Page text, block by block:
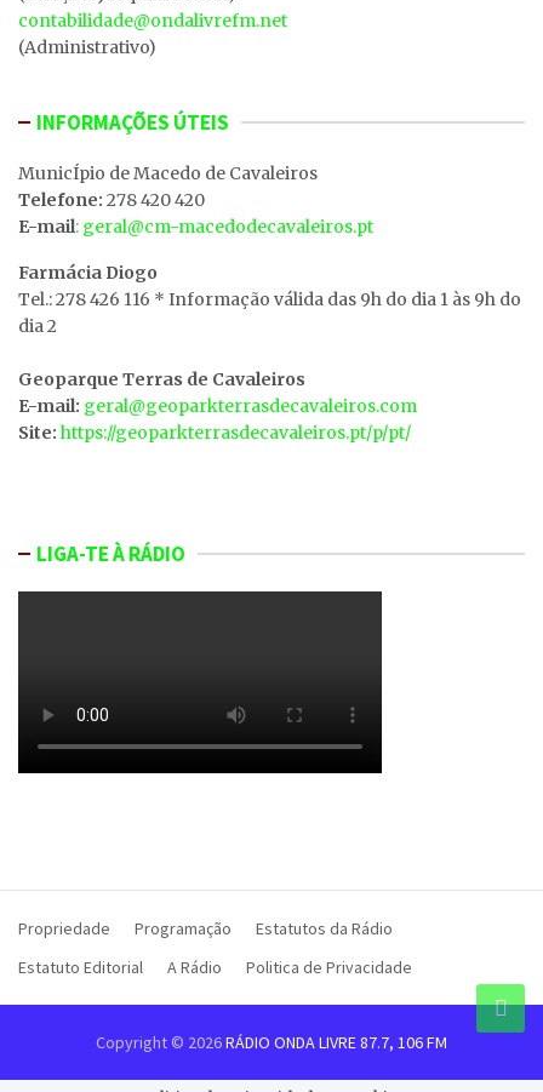
contabilidade@ondalivrefm.net
(Administrativo)
INFORMAÇÕES ÚTEIS
MunicÍpio de Macedo de Cavaleiros
Telefone: 278 420 420
E-mail: geral@cm-macedodecavaleiros.pt
Farmácia Diogo
Tel.: 278 426 116 * Informação válida das 9h do dia 1 às 9h do
dia 2
Geoparque Terras de Cavaleiros
E-mail: geral@geoparkterrasdecavaleiros.com
Site: https://geoparkterrasdecavaleiros.pt/p/pt/
LIGA-TE À RÁDIO
Propriedade Programação
Estatutos da Rádio
Estatuto Editorial
A Rádio Politica de Privacidade
Copyright © 2026RÁDIO ONDA LIVRE 87.7, 106 FM